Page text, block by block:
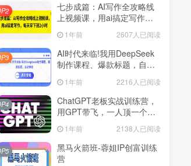
七步成篇：AI写作全攻略线
上视频课，用ai搞定写作，
每天早下班2小时
1年前 2607人已阅读
AI时代来临!我用DeepSeek
制作课程、爆款标题，自动
1年前 2216人已阅读
ChatGPT老板实战训练营，
用GPT带飞，一人顶一个团
1年前 2138人已阅读
黑马火箭班-蓉姐IP创富训练
营